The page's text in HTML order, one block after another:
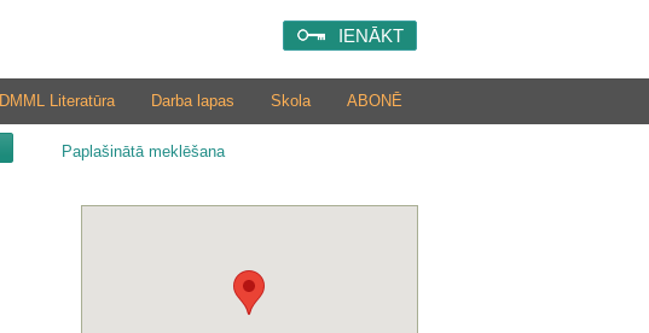
IENĀKT
ABONĒ
Skola
Darba lapas
DMML Literatūra
Paplašinātā meklēšana